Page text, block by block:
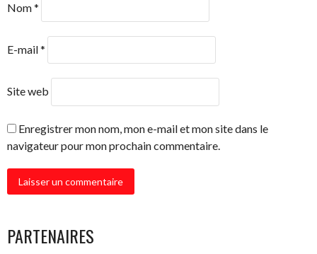
Nom*
E-mail*
Site web
Enregistrer mon nom, mon e-mail et mon site dans le
navigateur pour mon prochain commentaire.
PARTENAIRES